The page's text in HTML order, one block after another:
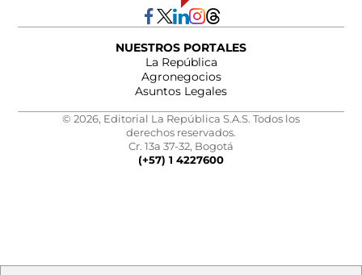
NUESTROS PORTALES
La República
Agronegocios
Asuntos Legales
© 2026, Editorial La República S.A.S. Todos los
derechos reservados.
Cr. 13a 37-32, Bogotá
(+57) 1 4227600